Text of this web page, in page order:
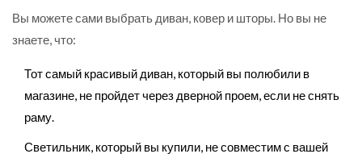
Вы можете сами выбрать диван, ковер и шторы. Но вы не
знаете, что:
Тот самый красивый диван, который вы полюбили в
магазине, не пройдет через дверной проем, если не снять
раму.
Светильник, который вы купили, не совместим с вашей